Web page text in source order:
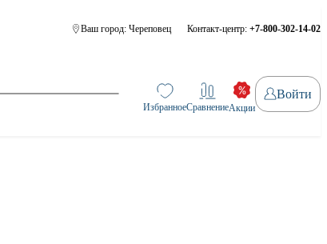
Ваш город: Череповец Контакт-центр: +7-800-302-14-02
ИзбранноеСравнениеАкции
Войти